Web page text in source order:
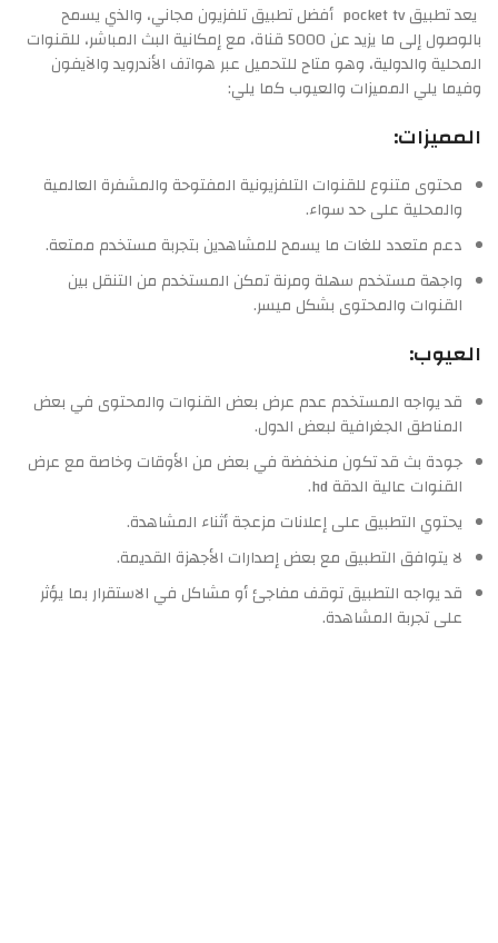
يعد تطبيق pocket tv أفضل تطبيق تلفزيون مجاني، والذي يسمح
بالوصول إلى ما يزيد عن 5000 قناة، مع إمكانية البث المباشر، للقنوات
المحلية والدولية، وهو متاح للتحميل عبر هواتف الأندرويد والآيفون
وفيما يلي المميزات والعيوب كما يلي:
المميزات:
محتوى متنوع للقنوات التلفزيونية المفتوحة والمشفرة العالمية
والمحلية على حد سواء.
دعم متعدد للغات ما يسمح للمشاهدين بتجربة مستخدم ممتعة.
واجهة مستخدم سهلة ومرنة تمكن المستخدم من التنقل بين
القنوات والمحتوى بشكل ميسر.
العيوب:
قد يواجه المستخدم عدم عرض بعض القنوات والمحتوى في بعض
المناطق الجغرافية لبعض الدول.
جودة بث قد تكون منخفضة في بعض من الأوقات وخاصة مع عرض
القنوات عالية الدقة hd.
يحتوي التطبيق على إعلانات مزعجة أثناء المشاهدة.
لا يتوافق التطبيق مع بعض إصدارات الأجهزة القديمة.
قد يواجه التطبيق توقف مفاجئ أو مشاكل في الاستقرار بما يؤثر
على تجربة المشاهدة.